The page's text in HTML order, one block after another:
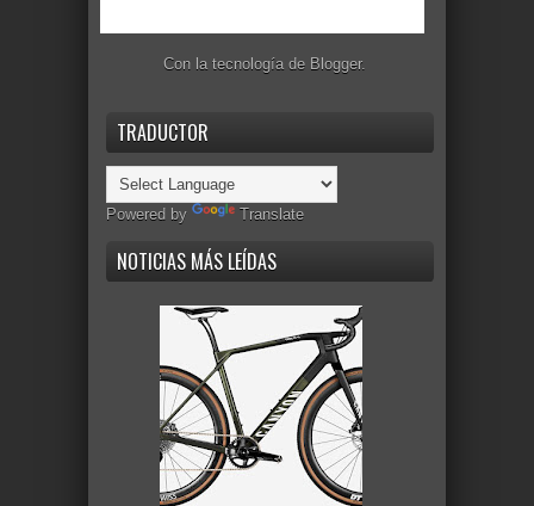
Con la tecnología de Blogger.
TRADUCTOR
Powered by Translate
NOTICIAS MÁS LEÍDAS